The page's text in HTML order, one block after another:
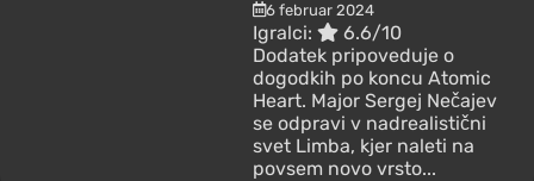
6 februar 2024
Igralci:
6.6/10
Dodatek pripoveduje o
dogodkih po koncu Atomic
Heart. Major Sergej Nečajev
se odpravi v nadrealistični
svet Limba, kjer naleti na
povsem novo vrsto...